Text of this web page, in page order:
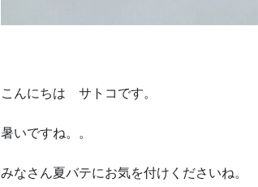
こんにちは サトコです。
暑いですね。。
みなさん夏バテにお気を付けくださいね。